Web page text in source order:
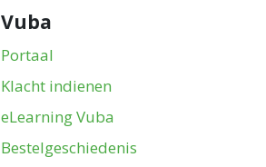
Vuba
Portaal
Klacht indienen
eLearning Vuba
Bestelgeschiedenis